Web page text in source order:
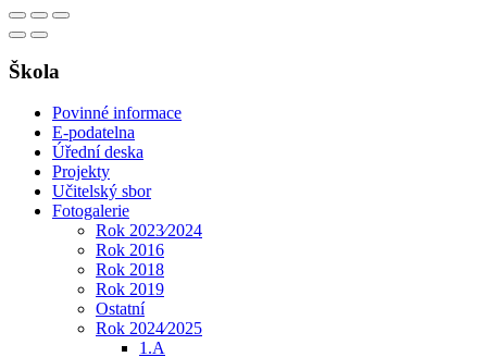
Škola
Povinné informace
E-podatelna
Úřední deska
Projekty
Učitelský sbor
Fotogalerie
Rok 2023⁄2024
Rok 2016
Rok 2018
Rok 2019
Ostatní
Rok 2024⁄2025
1.A